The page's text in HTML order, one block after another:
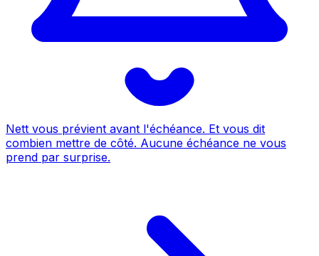
Nett vous prévient avant l'échéance. Et vous dit
combien mettre de côté. Aucune échéance ne vous
prend par surprise.